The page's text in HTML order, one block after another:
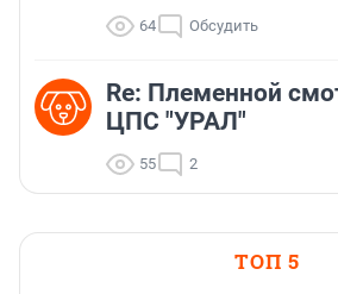
64 Обсудить
Re: Племеннoй
ЦПС "УРАЛ"
55 2
ТОП 5